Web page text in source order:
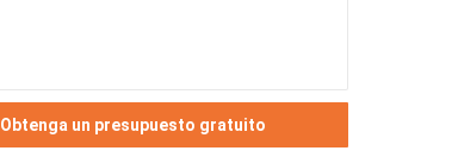
Obtenga un presupuesto gratuito